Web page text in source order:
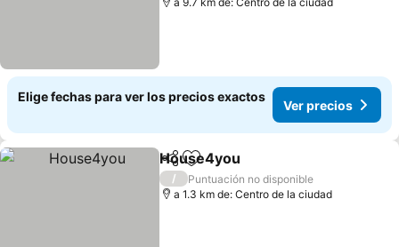
Elige fechas para ver los precios exactos
Ver precios
CompartirAgregar a favoritos
House4you
/
Puntuación no disponible
a 1.3 km de: Centro de la ciudad